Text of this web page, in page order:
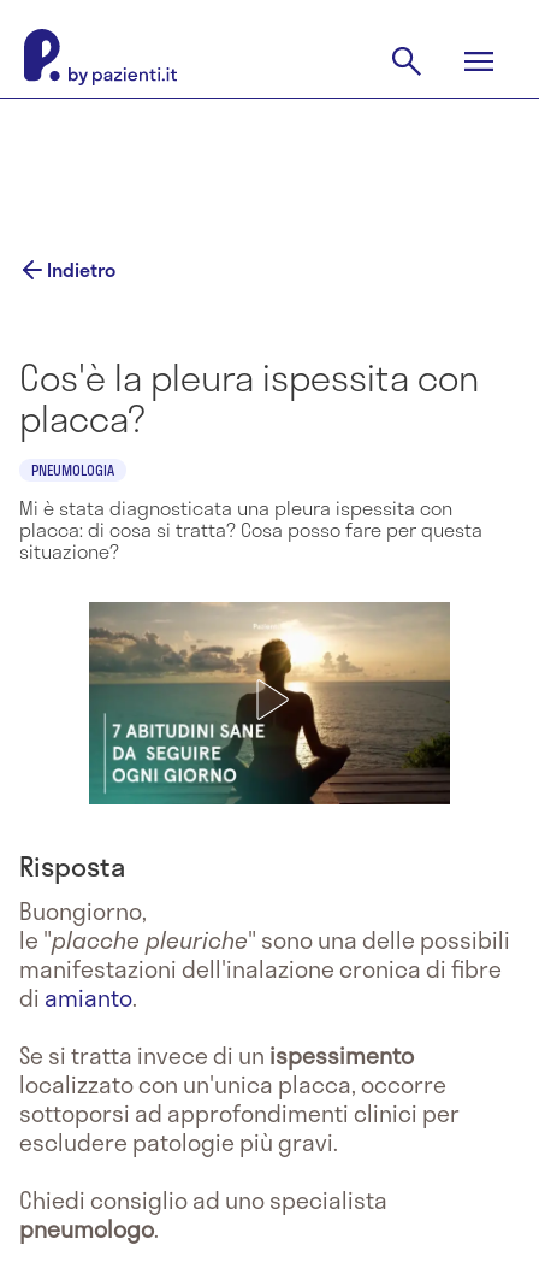
Indietro
Cos'è la pleura ispessita con
placca?
PNEUMOLOGIA
Mi è stata diagnosticata una pleura ispessita con
placca: di cosa si tratta? Cosa posso fare per questa
situazione?
Risposta
Buongiorno,
le "placche pleuriche" sono una delle possibili
manifestazioni dell'inalazione cronica di fibre
di amianto.
Se si tratta invece di un ispessimento
localizzato con un'unica placca, occorre
sottoporsi ad approfondimenti clinici per
escludere patologie più gravi.
Chiedi consiglio ad uno specialista
pneumologo.